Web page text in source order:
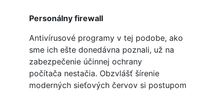
Personálny firewall
Antivírusové programy v tej podobe, ako
sme ich ešte donedávna poznali, už na
zabezpečenie účinnej ochrany
počítača nestačia. Obzvlášť šírenie
moderných sieťových červov si postupom